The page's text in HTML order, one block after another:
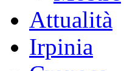
Attualità
Irpinia